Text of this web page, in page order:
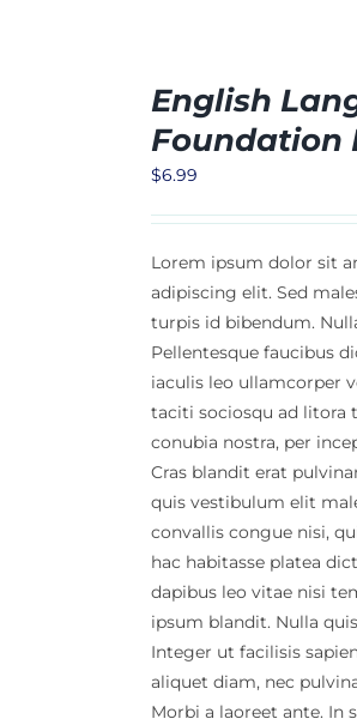
English
Foundation
$6.99
Lorem ipsum dolor sit
adipiscing elit. Sed
turpis id bibendum.
Pellentesque faucibus
iaculis leo ullamcorper
taciti sociosqu ad litora
conubia nostra, per
Cras blandit erat
quis vestibulum elit
convallis congue nisi,
hac habitasse platea
dapibus leo vitae nisi
ipsum blandit. Nulla
Integer ut facilisis
aliquet diam, nec
Morbi a laoreet ante. In